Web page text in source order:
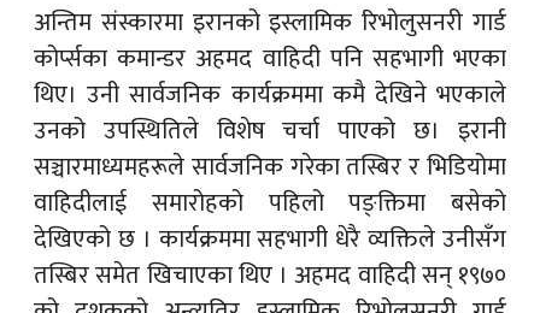
अन्तिम संस्कारमा इरानको इस्लामिक रिभोलुसनरी गार्ड
कोर्प्सका कमान्डर अहमद वाहिदी पनि सहभागी भएका
थिए। उनी सार्वजनिक कार्यक्रममा कमै देखिने भएकाले
उनको उपस्थितिले विशेष चर्चा पाएको छ। इरानी
सञ्चारमाध्यमहरूले सार्वजनिक गरेका तस्बिर र भिडियोमा
वाहिदीलाई समारोहको पहिलो पङ्क्तिमा बसेको
देखिएको छ । कार्यक्रममा सहभागी धेरै व्यक्तिले उनीसँग
तस्बिर समेत खिचाएका थिए । अहमद वाहिदी सन् १९७०